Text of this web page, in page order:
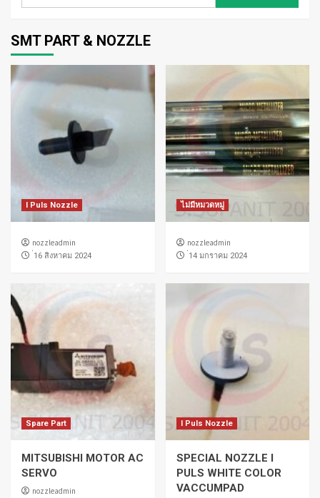
SMT PART & NOZZLE
I Puls Nozzle
nozzleadmin
่16 สิงหาคม 2024
ไม่มีหมวดหมู่
nozzleadmin
่14 มกราคม 2024
Spare Part
MITSUBISHI MOTOR AC
SERVO
nozzleadmin
I Puls Nozzle
SPECIAL NOZZLE I
PULS WHITE COLOR
VACCUMPAD